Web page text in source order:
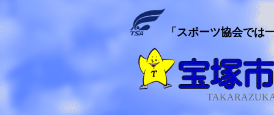
「スポーツ協会では